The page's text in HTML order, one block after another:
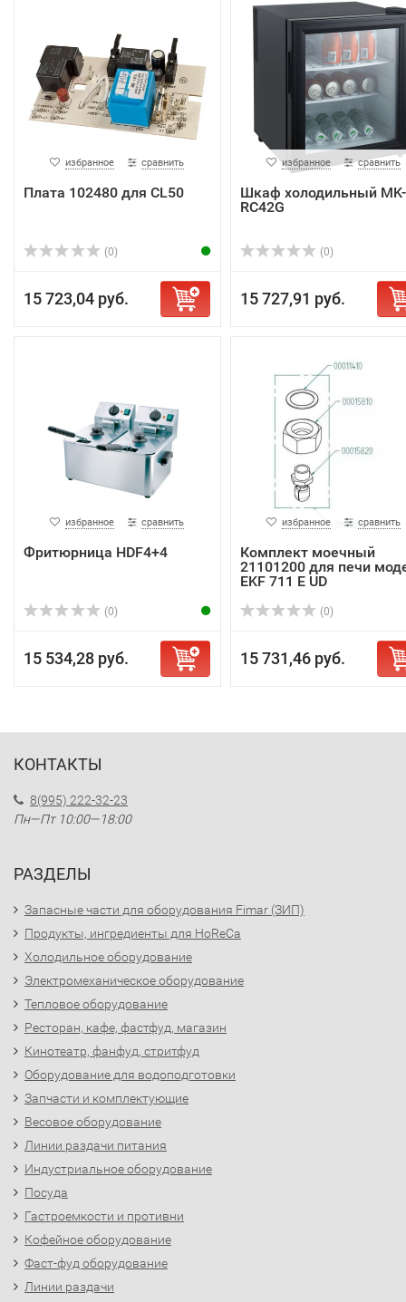
избранное сравнить
Плата 102480 для CL50
(0)
15 723,04 руб.
избранное сравнить
Шкаф холодильный MK-
RC42G
(0)
15 727,91 руб.
избранное сравнить
Фритюрница HDF4+4
(0)
15 534,28 руб.
избранное сравнить
Комплект моечный
21101200 для печи
EKF 711 E UD
(0)
15 731,46 руб.
КОНТАКТЫ
8(995) 222-32-23
Пн—Пт 10:00—18:00
РАЗДЕЛЫ
Запасные части для оборудования Fimar (ЗИП)
Продукты, ингредиенты для HoReCa
Холодильное оборудование
Электромеханическое оборудование
Тепловое оборудование
Ресторан, кафе, фастфуд, магазин
Кинотеатр, фанфуд, стритфуд
Оборудование для водоподготовки
Запчасти и комплектующие
Весовое оборудование
Линии раздачи питания
Индустриальное оборудование
Посуда
Гастроемкости и противни
Кофейное оборудование
Фаст-фуд оборудование
Линии раздачи